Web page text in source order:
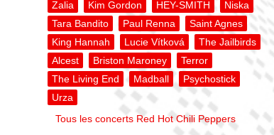
Zalia
Kim Gordon HEY-SMITH
Niska
Tara Bandito
Paul Renna
Saint Agnes
King Hannah
Lucie Vítková
The Jailbirds
Alcest
Briston Maroney
Terror
The Living End
Madball
Psychostick
Urza
Tous les concerts Red Hot Chili Peppers